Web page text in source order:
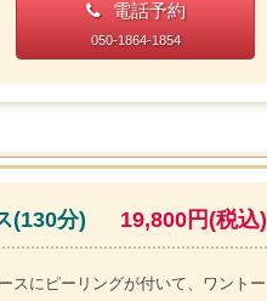
電話予約
050-1864-1854
(130分) 19,800円(税込)
スにピーリングが付いて、ワントー